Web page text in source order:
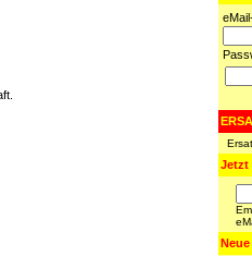
Jetzt